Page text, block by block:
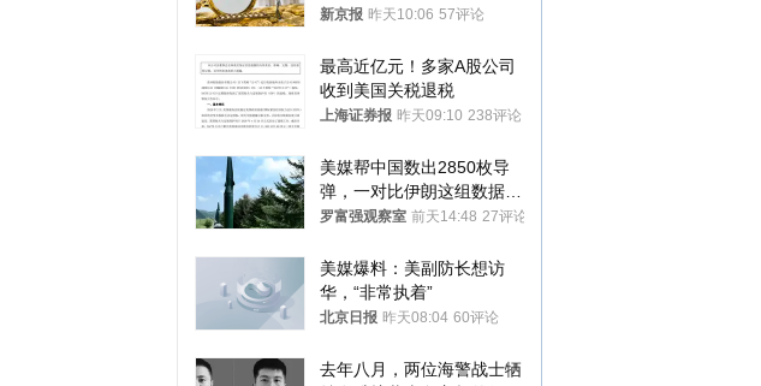
1年
新京报 昨天10:06 57评论
最高近亿元！多家A股公司
收到美国关税退税
上海证券报 昨天09:10 238评论
美媒帮中国数出2850枚导
弹，一对比伊朗这组数据，
发现出大事了
罗富强观察室 前天14:48 27评论
美媒爆料：美副防长想访
华，“非常执着”
北京日报 昨天08:04 60评论
去年八月，两位海警战士牺